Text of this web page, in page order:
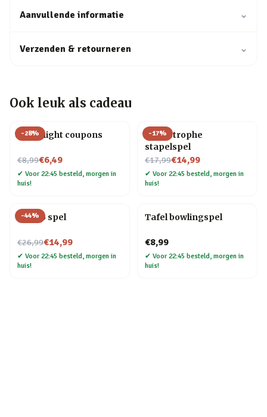
Aanvullende informatie ⌄
Verzenden & retourneren ⌄
Ook leuk als cadeau
-28%
Date night coupons
€8,99
Nu voor€6,49
✔ Voor 22:45 besteld, morgen in
huis!
-17%
Cat-astrophe
stapelspel
€17,99
Nu voor€14,99
✔ Voor 22:45 besteld, morgen in
huis!
-44%
Blingo spel
€26,99
Nu voor€14,99
✔ Voor 22:45 besteld, morgen in
huis!
Tafel bowlingspel
€8,99
✔ Voor 22:45 besteld, morgen in
huis!